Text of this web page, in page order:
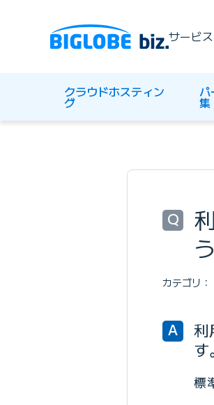
サービ
クラウドホスティン
グ
パ
集
Q
カテゴリ：
A
利
す
標